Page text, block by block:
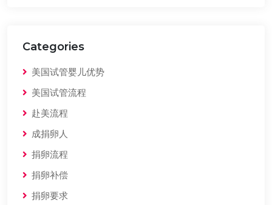
Categories
美国试管婴儿优势
美国试管流程
赴美流程
成捐卵人
捐卵流程
捐卵补偿
捐卵要求